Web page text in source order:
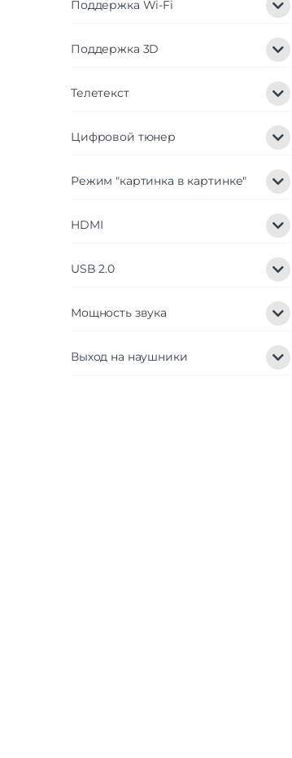
Поддержка Wi-Fi
Поддержка 3D
Телетекст
Цифровой тюнер
Режим "картинка в картинке"
HDMI
USB 2.0
Мощность звука
Выход на наушники